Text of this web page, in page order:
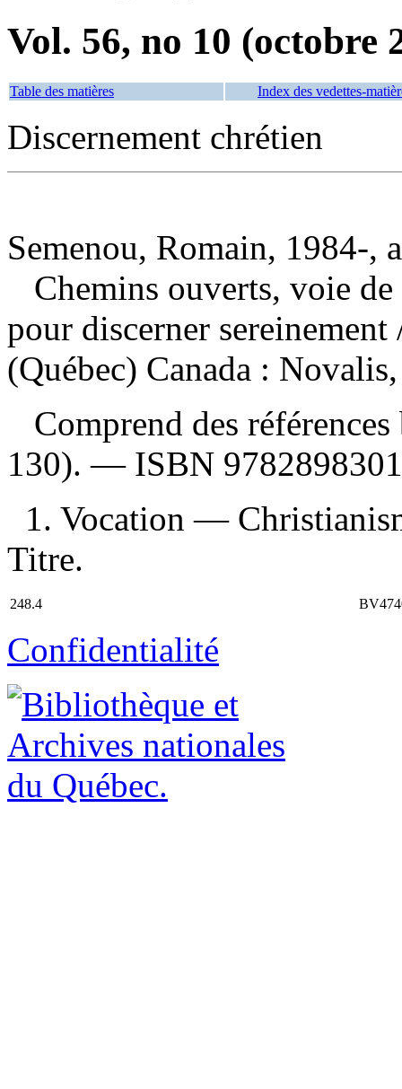
Vol. 56, no 10 (octobre
Table des matières Index des vedettes-
Discernement chrétien
Semenou, Romain, 1984-,
Chemins ouverts, voie
pour discerner sereinement
(Québec) Canada :
Comprend des
130). — ISBN
1. Vocation —
Titre.
248.4
Confidentialité